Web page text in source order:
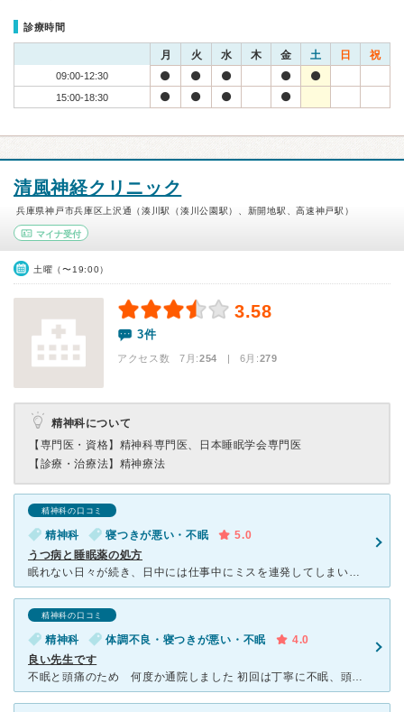
診療時間
月 火 水 木 金 土 日 祝
09:00-12:30
15:00-18:30
清風神経クリニック
兵庫県神戸市兵庫区上沢通（湊川駅（湊川公園駅）、新開地駅、高速神戸駅）
マイナ受付
土曜（〜19:00）
3.58
3件
アクセス数 7月:254 | 6月:279
精神科について
【専門医・資格】 精神科専門医、日本睡眠学会専門医
【診療・治療法】 精神療法
精神科の口コミ
精神科 寝つきが悪い・不眠
5.0
うつ病と睡眠薬の処方
眠れない日々が続き、日中には仕事中にミスを連発してしまいこのままではいけないと思って思い切って受診しました。 症状をうまく伝えられるか心配だったのですが、最初に電話口で症状を言ったのがしっかりと伝わ
精神科の口コミ
精神科 体調不良・寝つきが悪い・不眠
4.0
良い先生です
不眠と頭痛のため 何度か通院しました 初回は丁寧に不眠、頭痛について質問をまじえながら説明して下さり、同時に鬱などが隠れていないか、私の様子を観察しているように思えました 2回目以降の通院